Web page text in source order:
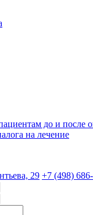
до и после
на лечение
29 +7 (498)